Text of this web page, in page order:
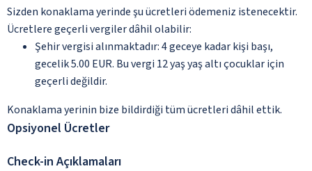
Sizden konaklama yerinde şu ücretleri ödemeniz istenecektir.
Ücretlere geçerli vergiler dâhil olabilir:
Şehir vergisi alınmaktadır: 4 geceye kadar kişi başı,
gecelik 5.00 EUR. Bu vergi 12 yaş yaş altı çocuklar için
geçerli değildir.
Konaklama yerinin bize bildirdiği tüm ücretleri dâhil ettik.
Opsiyonel Ücretler
Check-in Açıklamaları